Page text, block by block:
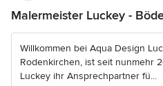
Malermeister Luckey -
Willkommen bei Aqua Design
Rodenkirchen, ist seit nunmehr
Luckey ihr Ansprechpartner fü...